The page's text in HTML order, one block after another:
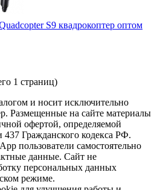
S9 квадрокоптер оптом
1 страниц)
и носит исключительно
Размещенные на сайте материалы
офертой, определяемой
Гражданского кодекса РФ.
пользователи самостоятельно
данные. Сайт не
персональных данных
режиме.